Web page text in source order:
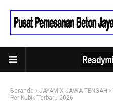
Beranda JAYAMIX JAWA TENGAH
Per Kubik Terbaru 2026